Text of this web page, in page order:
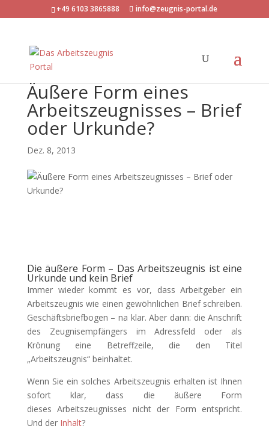
+49 6103 3865888 info@zeugnis-portal.de
Äußere Form eines
Arbeitszeugnisses – Brief
oder Urkunde?
Dez. 8, 2013
Die äußere Form – Das Arbeitszeugnis ist eine
Urkunde und kein Brief
Immer wieder kommt es vor, dass Arbeitgeber ein
Arbeitszeugnis wie einen gewöhnlichen Brief schreiben.
Geschäftsbriefbogen – na klar. Aber dann: die Anschrift
des Zeugnisempfängers im Adressfeld oder als
Krönung eine Betreffzeile, die den Titel
„Arbeitszeugnis“ beinhaltet.
Wenn Sie ein solches Arbeitszeugnis erhalten ist Ihnen
sofort klar, dass die äußere Form
dieses Arbeitszeugnisses nicht der Form entspricht.
Und der Inhalt?